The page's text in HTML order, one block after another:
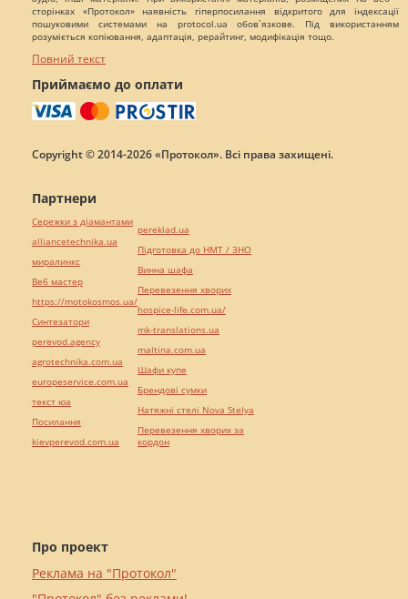
сторінках «Протокол» наявність гіперпосилання відкритого для індексації
пошуковими системами на protocol.ua обов`язкове. Під використанням
розуміється копіювання, адаптація, рерайтинг, модифікація тощо.
Повний текст
Приймаємо до оплати
Copyright © 2014-2026 «Протокол». Всі права захищені.
Про проект
Реклама на "Протокол"
Партнери
Сережки з діамантами
alliancetechnika.ua
миралинкс
Веб мастер
https://motokosmos.ua/
Синтезатори
perevod.agency
agrotechnika.com.ua
europeservice.com.ua
текст юа
Посилання
kievperevod.com.ua
pereklad.ua
Підготовка до НМТ / ЗНО
Винна шафа
Перевезення хворих
hospice-life.com.ua/
mk-translations.ua
maltina.com.ua
Шафи купе
Брендові сумки
Натяжні стелі Nova Stelya
Перевезення хворих за
кордон